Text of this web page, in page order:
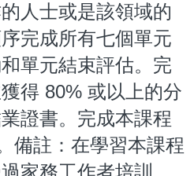
人士或是該領域的
完成所有七個單元
單元結束評估。完
得 80% 或以上的分
證書。完成本課程
備註：在學習本課程
家務工作者培訓